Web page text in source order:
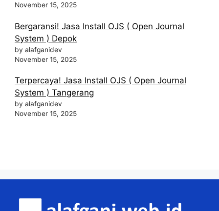
November 15, 2025
Bergaransi! Jasa Install OJS ( Open Journal
System ) Depok
by alafganidev
November 15, 2025
Terpercaya! Jasa Install OJS ( Open Journal
System ) Tangerang
by alafganidev
November 15, 2025